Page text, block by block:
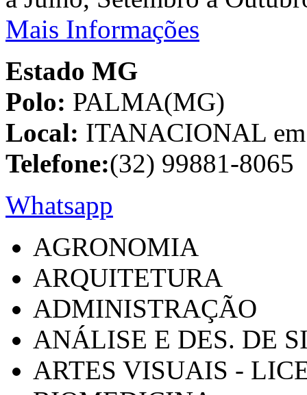
Mais Informações
Estado MG
Polo: PALMA(MG)
Local: ITANACIONAL
Telefone:(32) 99881-8065
Whatsapp
AGRONOMIA
ARQUITETURA
ADMINISTRAÇÃO
ANÁLISE E DES. DE
ARTES VISUAIS -